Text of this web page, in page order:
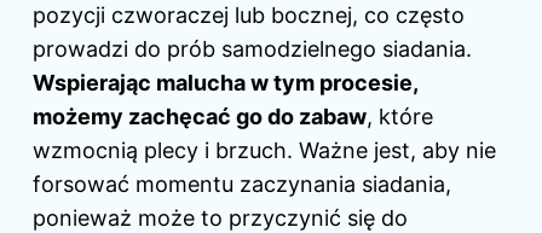
pozycji czworaczej lub bocznej, co często
prowadzi do prób samodzielnego siadania.
Wspierając malucha w tym procesie,
możemy zachęcać go do zabaw, które
wzmocnią plecy i brzuch. Ważne jest, aby nie
forsować momentu zaczynania siadania,
ponieważ może to przyczynić się do